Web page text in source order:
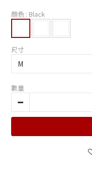
顏色 : Black
尺寸
數量